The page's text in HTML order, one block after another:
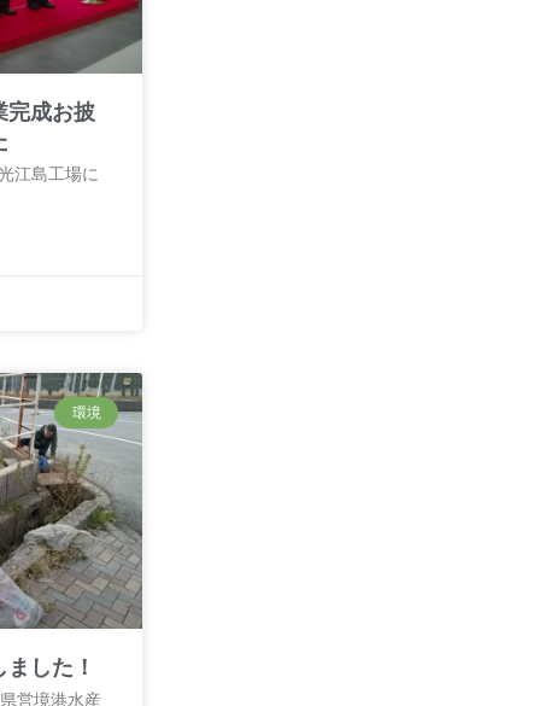
完成お披
江島工場に
環境
した！
営境港水産